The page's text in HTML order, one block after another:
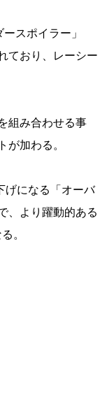
スポイラー」
ており、レーシー
組み合わせる事
が加わる。
げになる「オーバ
、より躍動的ある
。